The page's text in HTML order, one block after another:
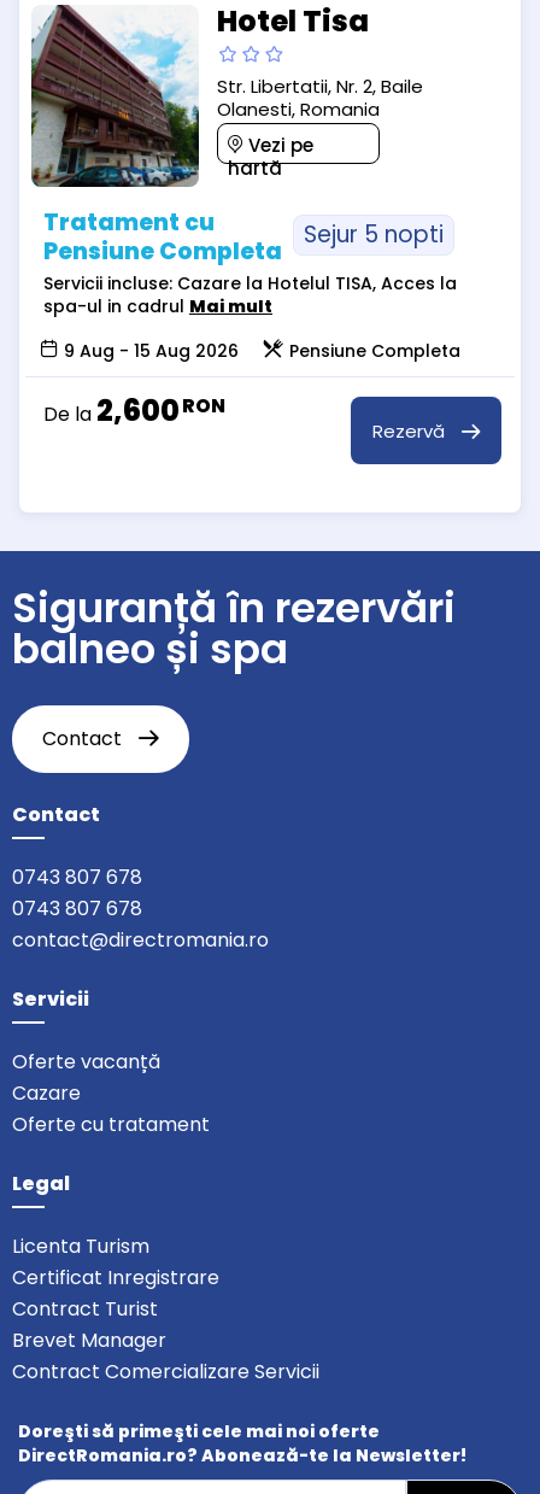
Hotel Tisa
Str. Libertatii, Nr. 2, Baile
Olanesti, Romania
Vezi pe
hartă
Tratament cu
Pensiune Completa
Sejur 5 nopti
Servicii incluse: Cazare la Hotelul TISA, Acces la
spa-ul in cadrul Mai mult
9 Aug - 15 Aug 2026
Pensiune Completa
De la 2,600RON
Rezervă
Siguranță în rezervări
balneo și spa
Contact
Contact
0743 807 678
0743 807 678
contact@directromania.ro
Servicii
Oferte vacanță
Cazare
Oferte cu tratament
Legal
Licenta Turism
Certificat Inregistrare
Contract Turist
Brevet Manager
Contract Comercializare Servicii
Doreşti să primeşti cele mai noi oferte
DirectRomania.ro? Abonează-te la Newsletter!